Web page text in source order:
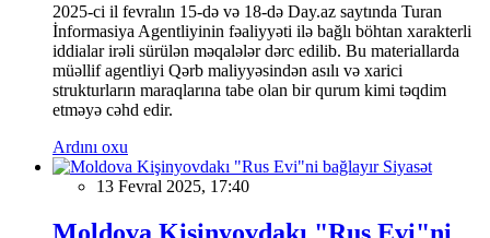
2025-ci il fevralın 15-də və 18-də Day.az saytında Turan
İnformasiya Agentliyinin fəaliyyəti ilə bağlı böhtan xarakterli
iddialar irəli sürülən məqalələr dərc edilib. Bu materiallarda
müəllif agentliyi Qərb maliyyəsindən asılı və xarici
strukturların maraqlarına tabe olan bir qurum kimi təqdim
etməyə cəhd edir.
Ardını oxu
Siyasət
13 Fevral 2025, 17:40
Moldova Kişinyovdakı "Rus Evi"ni